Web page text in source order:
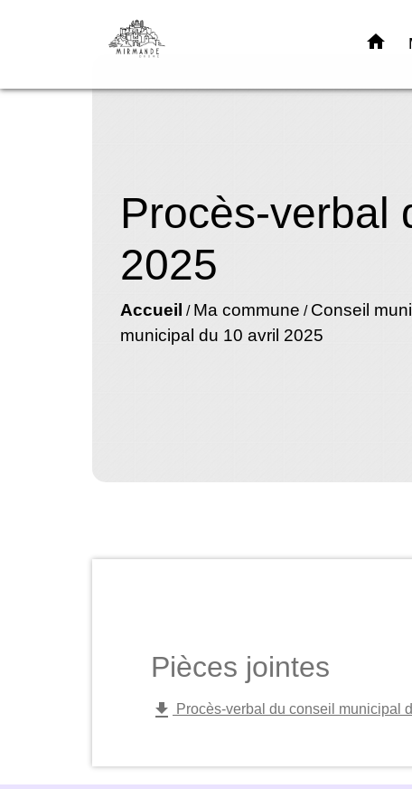
home
Procès-verbal
2025
Accueil / Ma commune / Conseil
municipal du 10 avril 2025
Pièces jointes
file_download Procès-verbal du conseil municipal